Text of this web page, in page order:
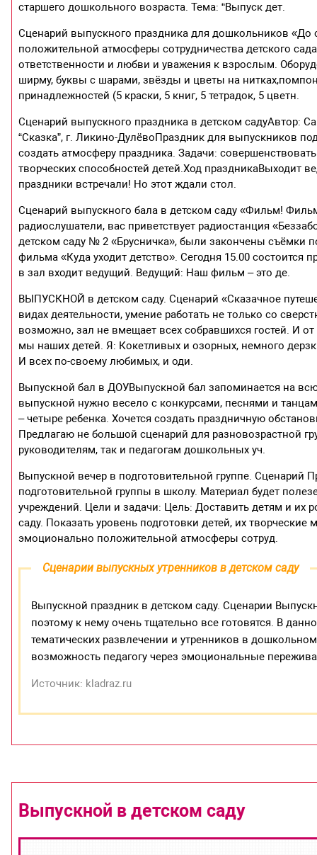
старшего дошкольного возраста. Тема: “Выпуск дет.
Сценарий выпускного праздника для дошкольников
положительной атмосферы сотрудничества детского
ответственности и любви и уважения к взрослым.
ширму, буквы с шарами, звёзды и цветы на
принадлежностей (5 краски, 5 книг, 5 тетрадок, 5 цветн.
Сценарий выпускного праздника в детском
“Сказка”, г. Ликино-ДулёвоПраздник для выпускников
создать атмосферу праздника. Задачи:
творческих способностей детей.Ход праздникаВыходит
праздники встречали! Но этот ждали стол.
Сценарий выпускного бала в детском саду «Фильм!
радиослушатели, вас приветствует радиостанция
детском саду № 2 «Брусничка», были закончены съёмки
фильма «Куда уходит детство». Сегодня 15.00
в зал входит ведущий. Ведущий: Наш фильм – это де.
ВЫПУСКНОЙ в детском саду. Сценарий «Сказачное
видах деятельности, умение работать не только со
возможно, зал не вмещает всех собравшихся гостей. И
мы наших детей. Я: Кокетливых и озорных, немного
И всех по-своему любимых, и оди.
Выпускной бал в ДОУВыпускной бал запоминается на
выпускной нужно весело с конкурсами, песнями и
– четыре ребенка. Хочется создать праздничную
Предлагаю не большой сценарий для разновозрастной
руководителям, так и педагогам дошкольных уч.
Выпускной вечер в подготовительной группе. Сценарий
подготовительной группы в школу. Материал будет
учреждений. Цели и задачи: Цель: Доставить детям и их
саду. Показать уровень подготовки детей, их
эмоционально положительной атмосферы сотруд.
Сценарии выпускных утренников в детском саду
Выпускной праздник в детском саду. Сценарии
поэтому к нему очень тщательно все готовятся. В
тематических развлечении и утренников в
возможность педагогу через эмоциональные
Источник: kladraz.ru
Выпускной в детском саду